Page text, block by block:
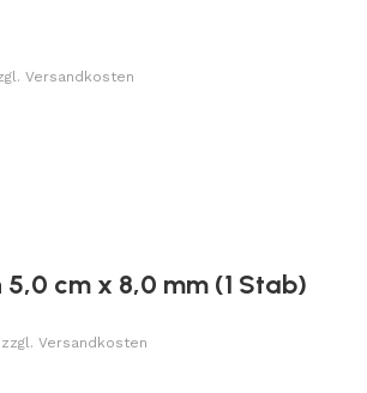
Versandkosten
5,0 cm x 8,0 mm (1 Stab)
Versandkosten